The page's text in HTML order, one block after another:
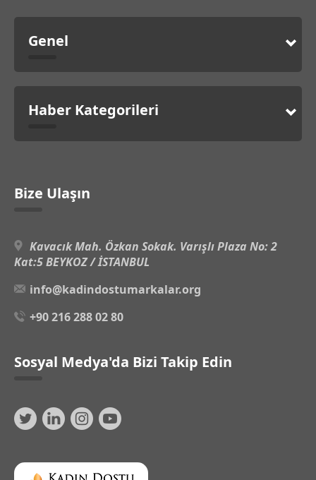
Genel
Haber Kategorileri
Bize Ulaşın
Kavacık Mah. Özkan Sokak. Varışlı Plaza No: 2
Kat:5 BEYKOZ / İSTANBUL
info@kadindostumarkalar.org
+90 216 288 02 80
Sosyal Medya'da Bizi Takip Edin